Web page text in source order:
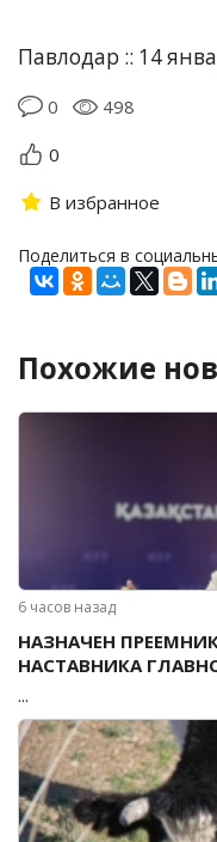
Павлодар :: 14
0
498
0
В избранное
Поделиться в
Похожие
6 часов назад
НАЗНАЧЕН
НАСТАВНИКА
...